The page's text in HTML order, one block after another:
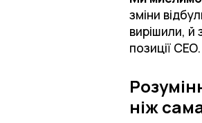
зміни
вирішили, й
позиції СЕО.
ніж